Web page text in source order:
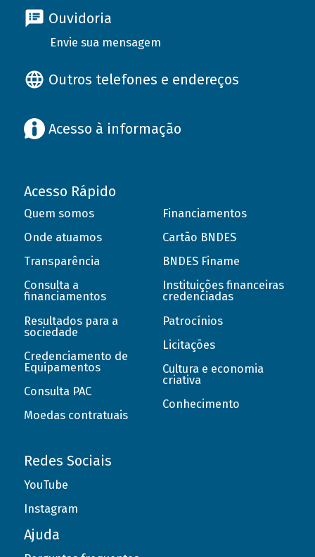
Ouvidoria
Envie sua mensagem
Outros telefones e endereços
Acesso à informação
Acesso Rápido
Quem somos
Onde atuamos
Transparência
Consulta a
financiamentos
Resultados para a
sociedade
Credenciamento de
Equipamentos
Consulta PAC
Moedas contratuais
Financiamentos
Cartão BNDES
BNDES Finame
Instituições financeiras
credenciadas
Patrocínios
Licitações
Cultura e economia
criativa
Conhecimento
Redes Sociais
YouTube
Instagram
Ajuda